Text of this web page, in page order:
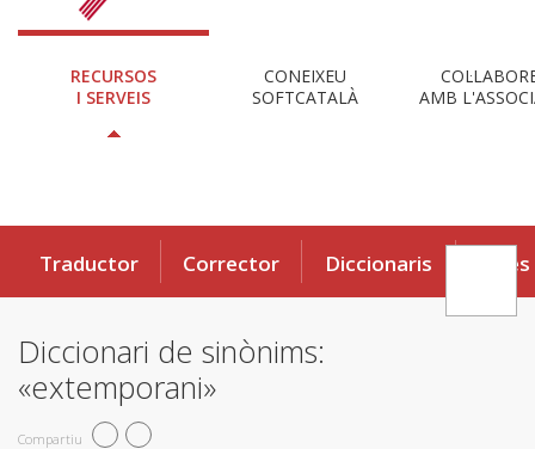
RECURSOS
I SERVEIS
CONEIXEU
SOFTCATALÀ
AMB
Traductor Corrector Diccionaris Eines
Diccionari de sinònims:
«extemporani»
Compartiu